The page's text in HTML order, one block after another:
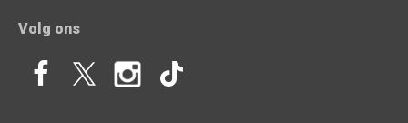
Volg ons